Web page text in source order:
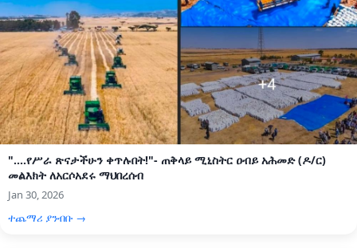
"....የሥራ ጽናታችሁን ቀጥሉበት!"- ጠቅላይ ሚኒስትር ዐብይ አሕመድ (ዶ/ር)
መልእክት ለአርሶአደሩ ማህበረሰብ
Jan 30, 2026
ተጨማሪ ያንብቡ →